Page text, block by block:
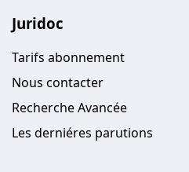
Juridoc
Tarifs abonnement
Nous contacter
Recherche Avancée
Les derniéres parutions